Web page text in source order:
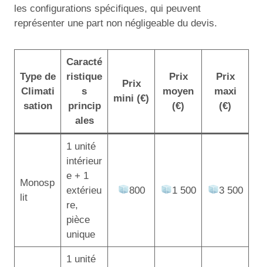
les configurations spécifiques, qui peuvent
représenter une part non négligeable du devis.
Type de
Climati
sation
Caracté
ristique
s
princip
ales
Prix
mini (€)
Prix
moyen
(€)
Prix
maxi
(€)
Monosp
lit
1 unité
intérieur
e + 1
extérieu
re,
pièce
unique
800 1 500 3 500
1 unité